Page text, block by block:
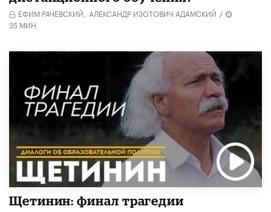
ЕФИМ РАЧЕВСКИЙ, АЛЕКСАНДР ИЗОТОВИЧ АДАМСКИЙ /
35 МИН.
Щетинин: финал трагедии